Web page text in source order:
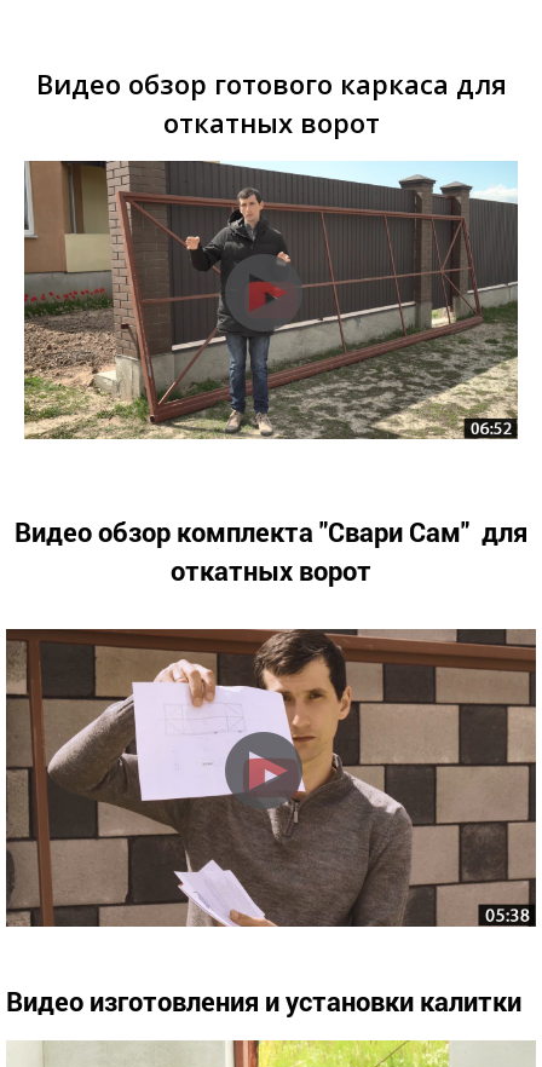
Видео обзор готового каркаса для
откатных ворот
Видео обзор комплекта "Свари Сам" для
откатных ворот
Видео изготовления и установки калитки